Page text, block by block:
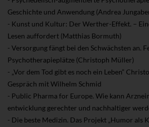
Geschichte und Anwendung (Andrea
- Kunst und Kultur: Der Werther-Effekt. –
Lesen auffordert (Matthias Bormuth)
- Versorgung fängt bei den Schwächsten an.
Psychotherapieplätze (Christoph Müller)
- „Vor dem Tod gibt es noch ein Leben“
Gespräch mit Wilhelm Schmid
- Public Pharma for Europe. Wie kann
entwicklung gerechter und nachhaltiger
- Die beste Medizin. Das Projekt „Humor als